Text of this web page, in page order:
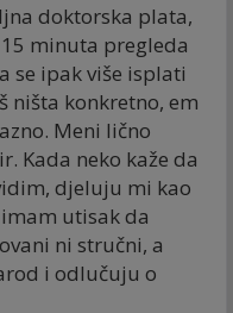
doktorska plata,
minuta pregleda
se ipak više isplati
ništa konkretno, em
Meni lično
Kada neko kaže da
djeluju mi kao
utisak da
ni stručni, a
i odlučuju o